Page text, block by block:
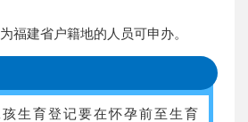
福建省户籍地的人员可申办。
生育登记要在怀孕前至生育